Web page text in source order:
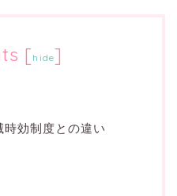
[ hide]
効制度との違い